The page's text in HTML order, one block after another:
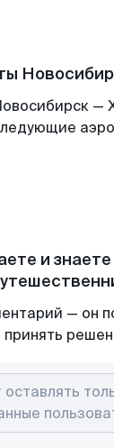
—
и
— он
принять